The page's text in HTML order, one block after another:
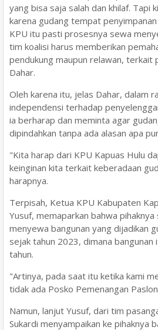
yang bisa saja salah dan khilaf. Tapi
karena gudang tempat
KPU itu pasti prosesnya sewa
tim koalisi harus memberikan
pendukung maupun relawan,
Dahar.
Oleh karena itu, jelas Dahar, dalam
independensi terhadap
ia berharap dan meminta agar
dipindahkan tanpa ada alasan apa
"Kita harap dari KPU Kapuas Hulu
keinginan kita terkait keberadaan
harapnya.
Terpisah, Ketua KPU Kabupaten
Yusuf, memaparkan bahwa
menyewa bangunan yang dijadikan
sejak tahun 2023, dimana bangunan
tahun.
"Artinya, pada saat itu ketika kami
tidak ada Posko Pemenangan
Namun, lanjut Yusuf, dari tim
Sukardi menyampaikan ke pihaknya